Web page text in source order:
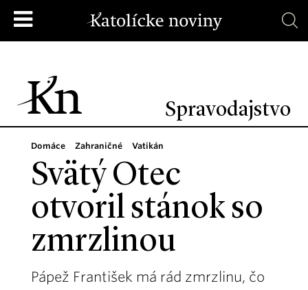
Spravodajstvo
Domáce Zahraničné Vatikán
Svätý Otec
otvoril stánok so
zmrzlinou
Pápež František má rád zmrzlinu, čo